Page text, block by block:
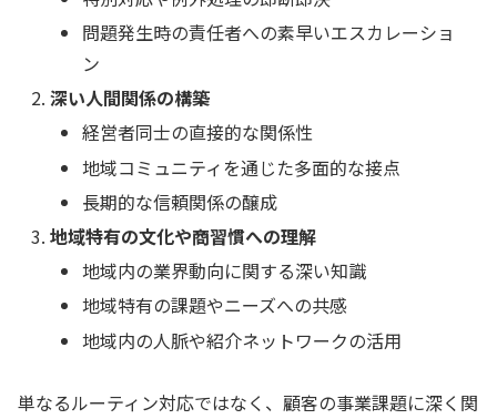
問題発生時の責任者への素早いエスカレーショ
ン
深い人間関係の構築
経営者同士の直接的な関係性
地域コミュニティを通じた多面的な接点
長期的な信頼関係の醸成
地域特有の文化や商習慣への理解
地域内の業界動向に関する深い知識
地域特有の課題やニーズへの共感
地域内の人脈や紹介ネットワークの活用
単なるルーティン対応ではなく、顧客の事業課題に深く関